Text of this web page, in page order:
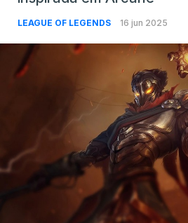
LEAGUE OF LEGENDS 16 jun 2025